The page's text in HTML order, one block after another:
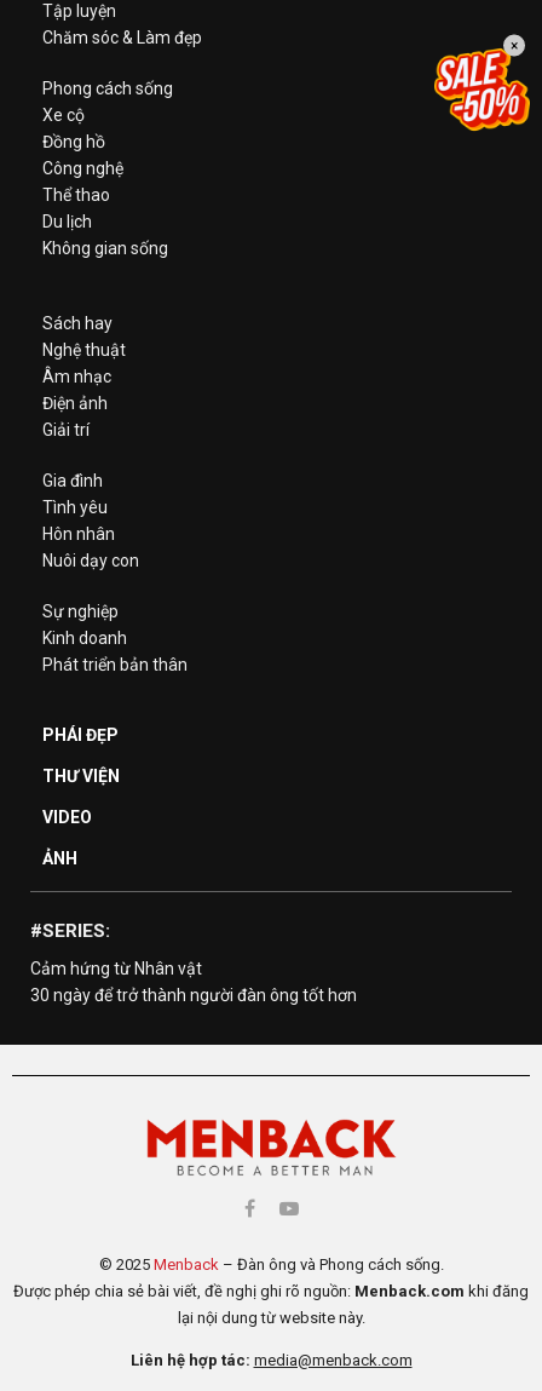
Tập luyện
Chăm sóc & Làm đẹp
Phong cách sống
Xe cộ
Đồng hồ
Công nghệ
Thể thao
Du lịch
Không gian sống
Sách hay
Nghệ thuật
Âm nhạc
Điện ảnh
Giải trí
Gia đình
Tình yêu
Hôn nhân
Nuôi dạy con
Sự nghiệp
Kinh doanh
Phát triển bản thân
PHÁI ĐẸP
THƯ VIỆN
VIDEO
ẢNH
#SERIES:
Cảm hứng từ Nhân vật
30 ngày để trở thành người đàn ông tốt hơn
© 2025 Menback– Đàn ông và Phong cách sống.
Được phép chia sẻ bài viết, đề nghị ghi rõ nguồn: Menback.com khi đăng
lại nội dung từ website này.
Liên hệ hợp tác: media@menback.com
×